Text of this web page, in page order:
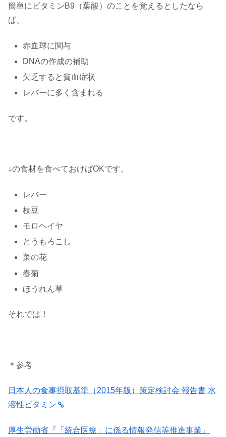
簡単にビタミンB9（葉酸）のことを覚えるとしたなら
ば、
赤血球に関与
DNAの作成の補助
欠乏すると貧血症状
レバーに多く含まれる
です。
↓の食材を食べておけばOKです。
レバー
枝豆
モロヘイヤ
とうもろこし
菜の花
春菊
ほうれん草
それでは！
＊参考
日本人の食事摂取基準（2015年版）策定検討会 報告書 水
溶性ビタミン
厚生労働省『「統合医療」に係る情報発信等推進事業』